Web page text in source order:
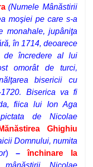
(Numele Mânăstirii
moşiei pe care s‑a
monahale, jupâniţa
în 1714, deoarece
de încredere al lui
omorât de turci,
bisericii cu
Biserica va fi
fiica lui Ion Aga
de Nicolae
Ghighiu
Domnului, numita
) –
închinare la
mânăstirii, Nicolae